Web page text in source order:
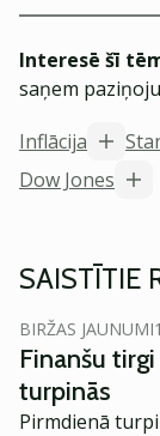
Interesē šī
saņem
Inflācija
Dow Jones
SAISTĪTIE
BIRŽAS JAUNUMI
Finanšu
turpinās
Pirmdienā